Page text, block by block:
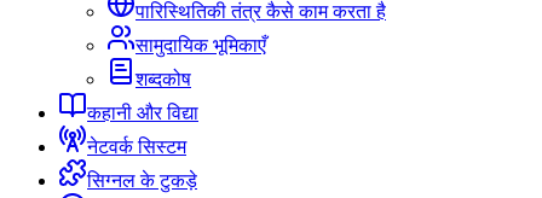
पारिस्थितिकी तंत्र कैसे काम करता है
सामुदायिक भूमिकाएँ
शब्दकोष
कहानी और विद्या
नेटवर्क सिस्टम
सिग्नल के टुकड़े